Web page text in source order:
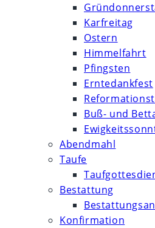
Karfreitag
Ostern
Himmelfahrt
Pfingsten
Erntedankfest
Buß- und
Abendmahl
Taufe
Bestattung
Konfirmation